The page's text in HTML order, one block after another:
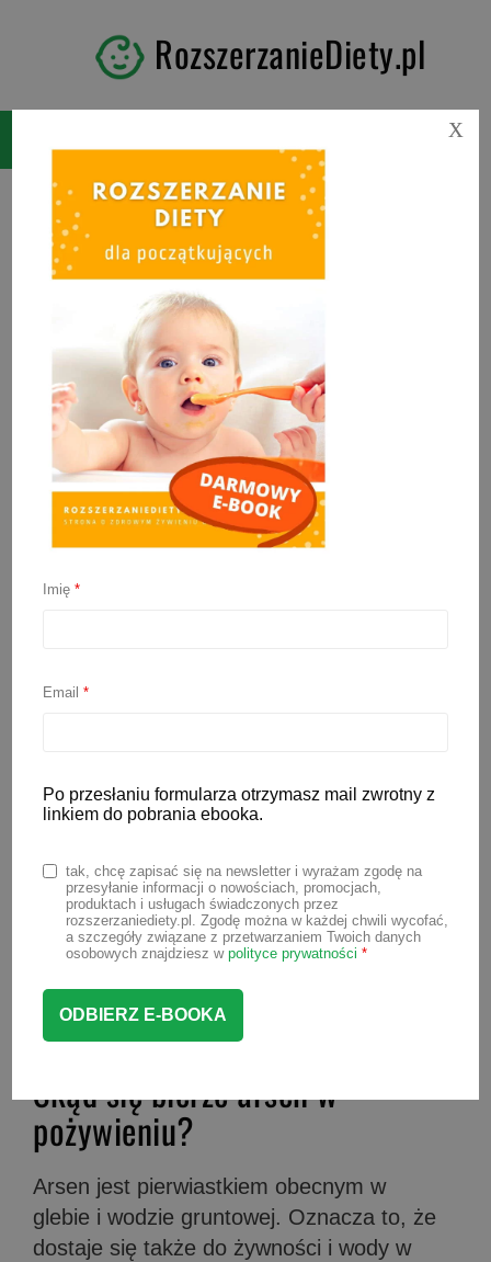
RozszerzanieDiety.pl
Arsen w ryżu. Czy jest
szkodliwy?
można podawać dziecku ryż, produkty na
bazie ryżu np. mleko ryżowe? Czy
całkowicie zrezygnować z ryżu? W
dzisiejszym wpisie postaram się
odpowiedzieć na te i inne pytania,
oczywiście jak zwykle na podstawie
dole artykułu).
Skąd się bierze arsen w
pożywieniu?
Arsen jest pierwiastkiem obecnym w
glebie i wodzie gruntowej. Oznacza to, że
dostaje się także do żywności i wody w
Imię*
Email*
Po przesłaniu formularza otrzymasz mail zwrotny z
linkiem do pobrania ebooka.
tak, chcę zapisać się na newsletter i wyrażam zgodę na
przesyłanie informacji o nowościach, promocjach,
produktach i usługach świadczonych przez
rozszerzaniediety.pl. Zgodę można w każdej chwili wycofać,
a szczegóły związane z przetwarzaniem Twoich danych
osobowych znajdziesz w polityce prywatności *
X